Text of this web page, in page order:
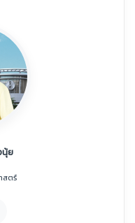
นุ้ย
สตร์